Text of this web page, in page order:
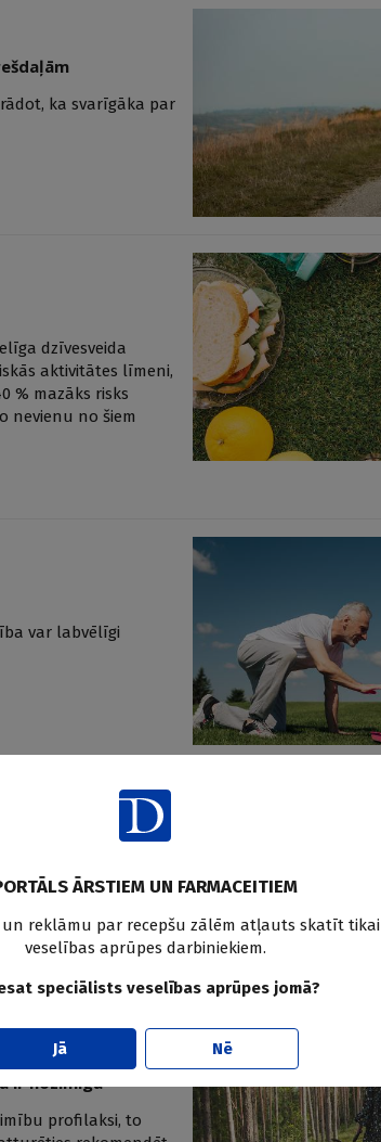
ka svarīgāka par
dzīvesveida
aktivitātes līmeni,
% mazāks risks
nevienu no šiem
var labvēlīgi
risku
vidējas līdz intensīvas
kam pāri 80
aizsardzību.
ir nozīmīga
profilaksi, to
ĀRSTIEM UN FARMACEITIEM
reklāmu par recepšu zālēm atļauts skatīt tikai
veselības aprūpes darbiniekiem.
speciālists veselības aprūpes jomā?
Jā Nē